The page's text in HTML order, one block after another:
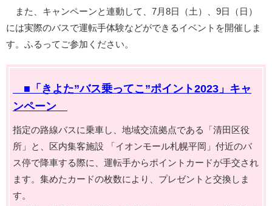
また、キャンペーンと連動して、7月8日（土）、9日（日）
には実際のバスで運転手体験などができるイベントを開催しま
す。ふるってご参加ください。
■「きよた”バス乗ってこ”ポイント2023」キャ
ンペーン
指定の路線バスに乗車し、地域交流拠点である「清田区役
所」と、区内集客施設 「イオンモール札幌平岡」付近のバ
ス停で降車する際に、運転手からポイントカードが手交され
ます。集めたカードの枚数により、プレゼントと交換しま
す。